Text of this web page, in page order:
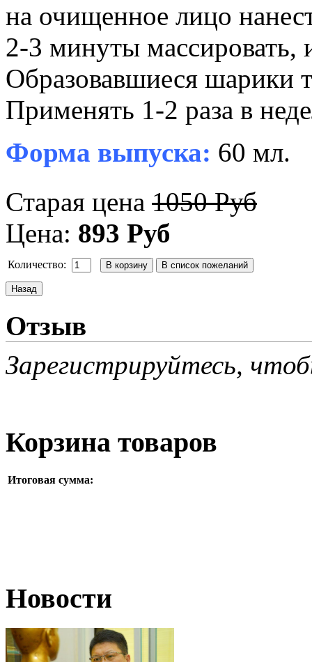
на очищенное лицо
2-3 минуты массировать,
Образовавшиеся шарики
Применять 1-2 раза в
Форма выпуска: 60 мл.
Старая цена 1050 Руб
Цена: 893 Руб
Количество:
Отзыв
Зарегистрируйтесь,
Корзина товаров
Итоговая сумма:
Новости